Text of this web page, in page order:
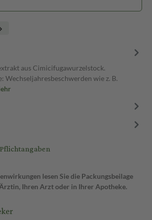
aus Cimicifugawurzelstock.
Wechseljahresbeschwerden wie z. B.
lesen Sie die Packungsbeilage
Ihren Arzt oder in Ihrer Apotheke.